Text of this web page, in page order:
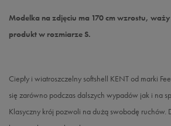
Modelka na zdjęciu ma 170 cm wzrostu,
produkt w rozmiarze S.
Ciepły i wiatroszczelny softshell KENT od marki
się zarówno podczas dalszych wypadów jak i na
Klasyczny krój pozwoli na dużą swobodę ruchów.